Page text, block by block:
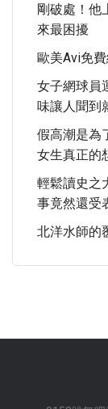
剛破處！他
來最困擾
歐美avi免
女子網球員
味讓人聞到
假高潮是為
女生真正的
輕鬆讀史之
事竟然還受
北洋水師的